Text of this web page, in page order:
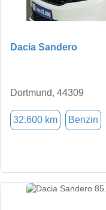
Dacia Sandero
Dortmund, 44309
32.600 km Benzin